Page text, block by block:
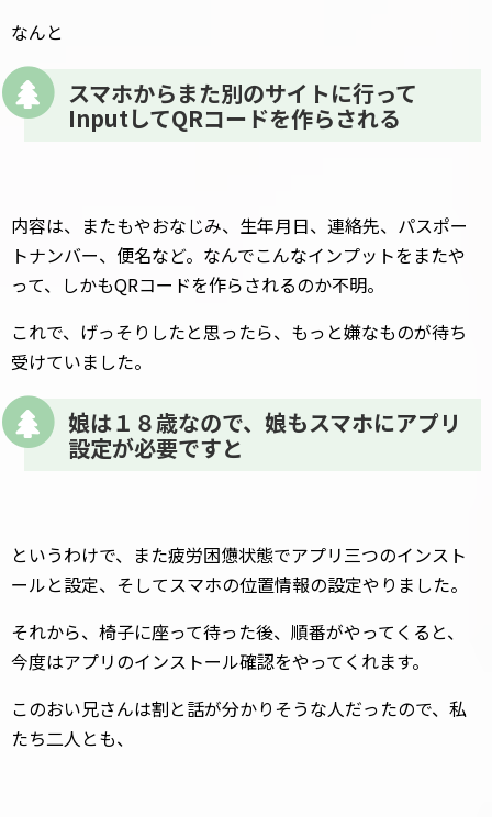
なんと
スマホからまた別のサイトに行って
InputしてQRコードを作らされる
内容は、またもやおなじみ、生年月日、連絡先、パスポー
トナンバー、便名など。なんでこんなインプットをまたや
って、しかもQRコードを作らされるのか不明。
これで、げっそりしたと思ったら、もっと嫌なものが待ち
受けていました。
娘は１８歳なので、娘もスマホにアプリ
設定が必要ですと
というわけで、また疲労困憊状態でアプリ三つのインスト
ールと設定、そしてスマホの位置情報の設定やりました。
それから、椅子に座って待った後、順番がやってくると、
今度はアプリのインストール確認をやってくれます。
このおい兄さんは割と話が分かりそうな人だったので、私
たち二人とも、